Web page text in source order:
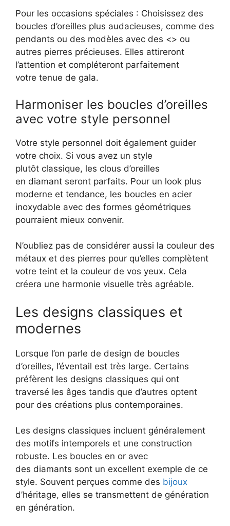
Pour les occasions spéciales : Choisissez des
boucles d’oreilles plus audacieuses, comme des
pendants ou des modèles avec des <> ou
autres pierres précieuses. Elles attireront
l’attention et compléteront parfaitement
votre tenue de gala.
Harmoniser les boucles d’oreilles
avec votre style personnel
Votre style personnel doit également guider
votre choix. Si vous avez un style
plutôt classique, les clous d’oreilles
en diamant seront parfaits. Pour un look plus
moderne et tendance, les boucles en acier
inoxydable avec des formes géométriques
pourraient mieux convenir.
N’oubliez pas de considérer aussi la couleur des
métaux et des pierres pour qu’elles complètent
votre teint et la couleur de vos yeux. Cela
créera une harmonie visuelle très agréable.
Les designs classiques et
modernes
Lorsque l’on parle de design de boucles
d’oreilles, l’éventail est très large. Certains
préfèrent les designs classiques qui ont
traversé les âges tandis que d’autres optent
pour des créations plus contemporaines.
Les designs classiques incluent généralement
des motifs intemporels et une construction
robuste. Les boucles en or avec
des diamants sont un excellent exemple de ce
style. Souvent perçues comme des bijoux
d’héritage, elles se transmettent de génération
en génération.